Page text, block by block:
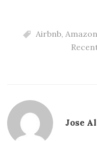
Airbnb, Amazon
Jose